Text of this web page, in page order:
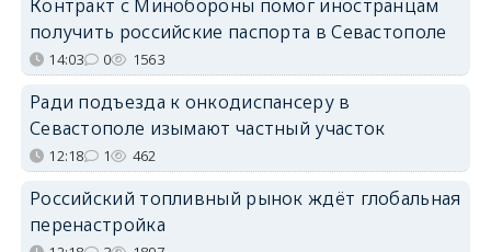
Контракт с Минобороны помог иностранцам
получить российские паспорта в Севастополе
14:03 0 1563
Ради подъезда к онкодиспансеру в
Севастополе изымают частный участок
12:18 1 462
Российский топливный рынок ждёт глобальная
перенастройка